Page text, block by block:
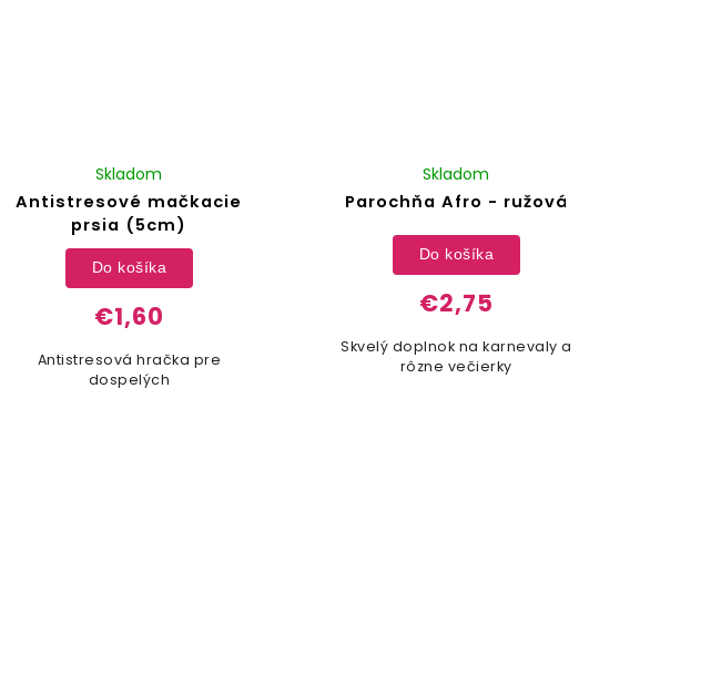
Antistresové mačkacie
prsia (5cm)
Skladom
€1,60
Do košíka
Antistresová hračka pre
dospelých
Parochňa Afro - ružová
Skladom
€2,75
Do košíka
Skvelý doplnok na karnevaly a
rôzne večierky